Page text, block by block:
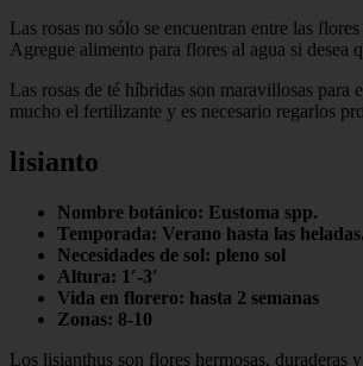
Las rosas no sólo se encuentran entre las
Agregue alimento para flores al agua si desea
Las rosas de té híbridas son maravillosas
mucho el fertilizante y es necesario regarlos
lisianto
Nombre botánico: Eustoma spp.
Temporada: Verano hasta las heladas.
Necesidades de sol: pleno sol
Altura: 1′-3′
Vida en florero: hasta 2 semanas
Zonas: 8-10
Los lisianthus son flores hermosas, duraderas